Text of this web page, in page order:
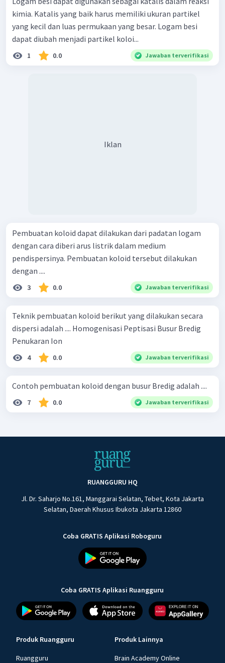
kimia. Katalis yang baik harus memiliki ukuran partikel
yang kecil dan luas permukaan yang besar. Logam besi
dapat diubah menjadi partikel koloi...
1 0.0 Jawaban terverifikasi
Iklan
Pembuatan koloid dapat dilakukan dari padatan logam
dengan cara diberi arus listrik dalam medium
pendispersinya. Pembuatan koloid tersebut dilakukan
dengan ....
3 0.0 Jawaban terverifikasi
Teknik pembuatan koloid berikut yang dilakukan secara
dispersi adalah .... Homogenisasi Peptisasi Busur Bredig
Penukaran Ion
4 0.0 Jawaban terverifikasi
Contoh pembuatan koloid dengan busur Bredig adalah ....
7 0.0 Jawaban terverifikasi
RUANGGURU HQ
Jl. Dr. Saharjo No.161, Manggarai Selatan, Tebet, Kota Jakarta
Selatan, Daerah Khusus Ibukota Jakarta 12860
Coba GRATIS Aplikasi Roboguru
Coba GRATIS Aplikasi Ruangguru
Produk Ruangguru
Ruangguru
Produk Lainnya
Brain Academy Online